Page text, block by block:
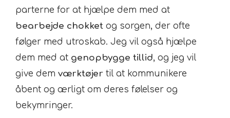
parterne for at hjælpe dem med at
bearbejde chokket og sorgen, der ofte
følger med utroskab. Jeg vil også hjælpe
dem med at genopbygge tillid, og jeg vil
give dem værktøjer til at kommunikere
åbent og ærligt om deres følelser og
bekymringer.